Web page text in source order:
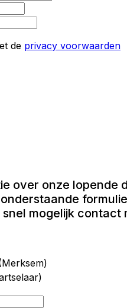
de privacy voorwaarden
over onze lopende
mogelijk contact